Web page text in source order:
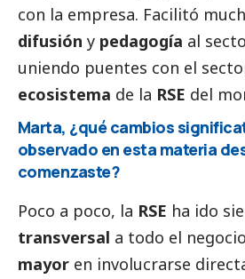
con la empresa. Facilitó
difusión y pedagogía al
uniendo puentes con el
ecosistema de la RSE del
Marta, ¿qué cambios
observado en esta materia
comenzaste?
Poco a poco, la RSE ha ido
transversal a todo el
mayor en involucrarse